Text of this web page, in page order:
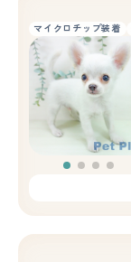
マイクロチップ装着